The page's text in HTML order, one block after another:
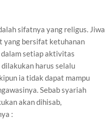
sifatnya yang religus. Jiwa
yang bersifat ketuhanan
dalam setiap aktivitas
harus selalu
ia tidak dapat mampu
Sebab syariah
akan dihisab,
: